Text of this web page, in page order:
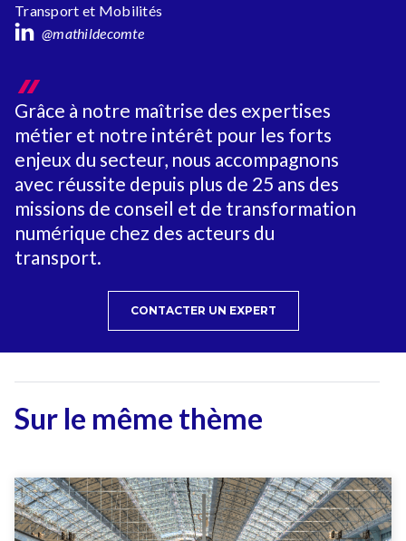
Transport et Mobilités
@mathildecomte
Grâce à notre maîtrise des expertises
métier et notre intérêt pour les forts
enjeux du secteur, nous accompagnons
avec réussite depuis plus de 25 ans des
missions de conseil et de transformation
numérique chez des acteurs du
transport.
CONTACTER UN EXPERT
Sur le même thème